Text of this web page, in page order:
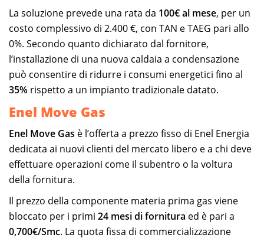
La soluzione prevede una rata da 100€ al mese, per un
costo complessivo di 2.400 €, con TAN e TAEG pari allo
0%. Secondo quanto dichiarato dal fornitore,
l’installazione di una nuova caldaia a condensazione
può consentire di ridurre i consumi energetici fino al
35% rispetto a un impianto tradizionale datato.
Enel Move Gas
Enel Move Gas è l’offerta a prezzo fisso di Enel Energia
dedicata ai nuovi clienti del mercato libero e a chi deve
effettuare operazioni come il subentro o la voltura
della fornitura.
Il prezzo della componente materia prima gas viene
bloccato per i primi 24 mesi di fornitura ed è pari a
0,700€/Smc. La quota fissa di commercializzazione